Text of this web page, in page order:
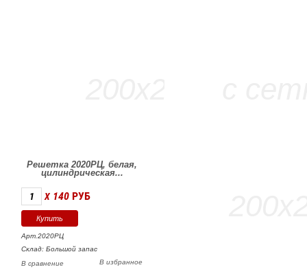
Решетка 2020РЦ, белая,
цилиндрическая...
X 140 РУБ
Арт.2020РЦ
Склад: Большой запас
В избранное
В сравнение